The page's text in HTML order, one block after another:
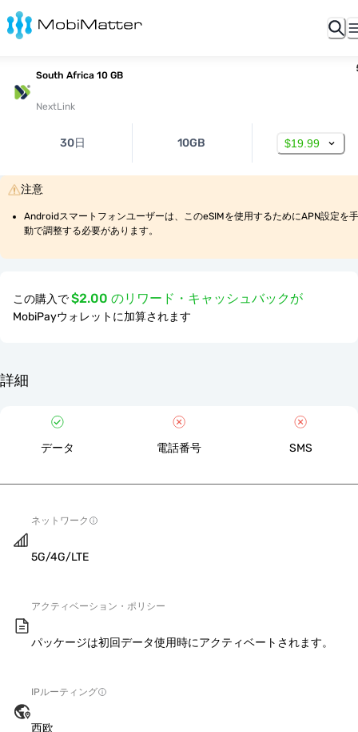
South Africa 10 GB
NextLink
30日 10GB $19.99
注意
Androidスマートフォンユーザーは、このeSIMを使用するためにAPN設定を手
動で調整する必要があります。
この購入で$2.00 のリワード・キャッシュバックが
MobiPayウォレットに加算されます
詳細
データ 電話番号 SMS
ネットワーク
5G/4G/LTE
アクティベーション・ポリシー
パッケージは初回データ使用時にアクティベートされます。
IPルーティング
西欧